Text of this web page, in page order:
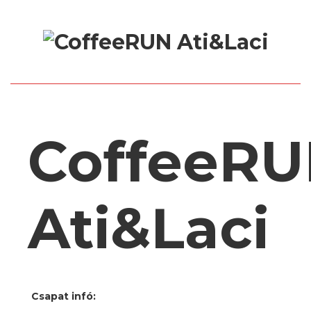
Ati&Laci
Csapat infó: